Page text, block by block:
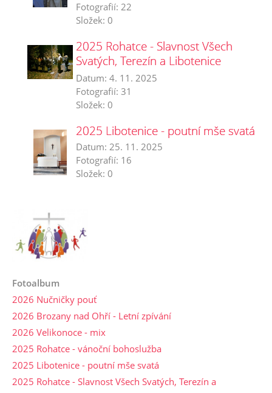
Fotografií: 22
Složek: 0
2025 Rohatce - Slavnost Všech
Svatých, Terezín a Libotenice
Dušičky
Datum: 4. 11. 2025
Fotografií: 31
Složek: 0
2025 Libotenice - poutní mše svatá
Datum: 25. 11. 2025
Fotografií: 16
Složek: 0
Fotoalbum
2026 Nučničky pouť
2026 Brozany nad Ohří - Letní zpívání
2026 Velikonoce - mix
2025 Rohatce - vánoční bohoslužba
2025 Libotenice - poutní mše svatá
2025 Rohatce - Slavnost Všech Svatých, Terezín a